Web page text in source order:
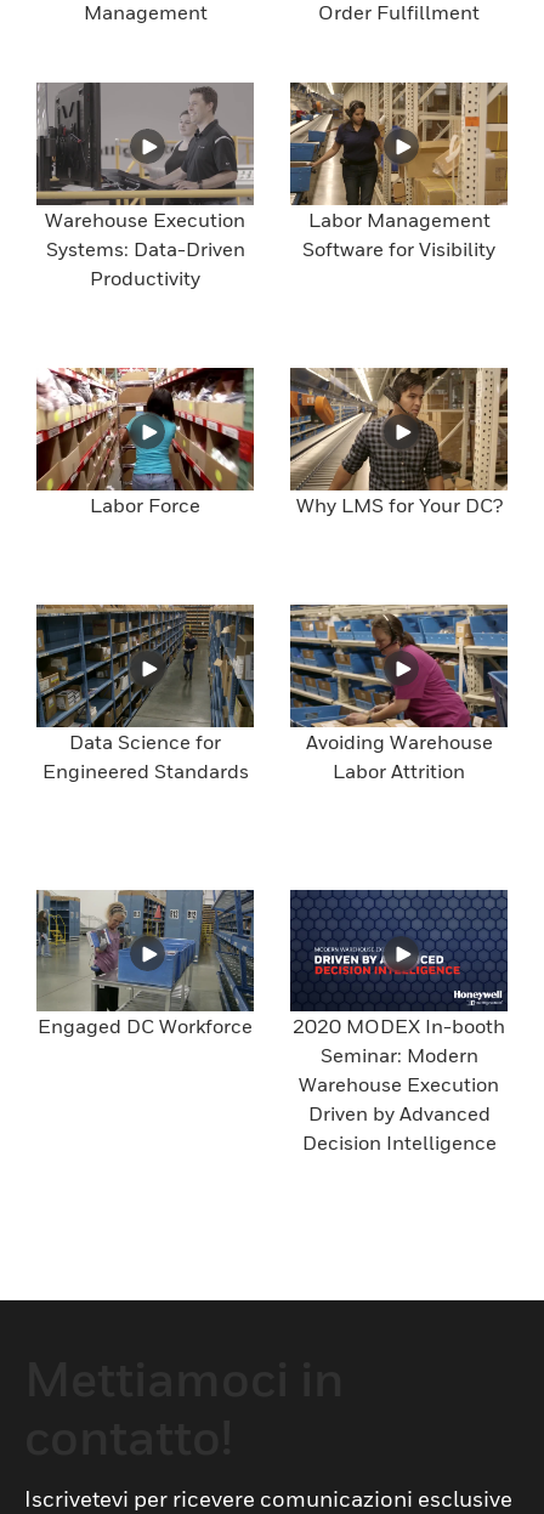
Management Order Fulfillment
Warehouse Execution
Systems: Data-Driven
Productivity
Labor Management
Software for Visibility
Labor Force Why LMS for Your DC?
Data Science for
Engineered Standards
Avoiding Warehouse
Labor Attrition
Engaged DC Workforce
2020 MODEX In-booth
Seminar: Modern
Warehouse Execution
Driven by Advanced
Decision Intelligence
Iscrivetevi per ricevere comunicazioni esclusive